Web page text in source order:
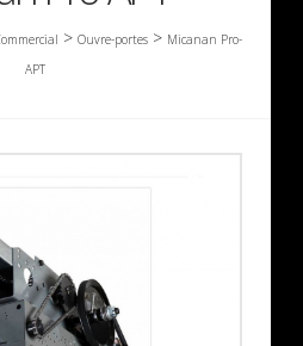
> Ouvre-portes> Micanan Pro-
APT